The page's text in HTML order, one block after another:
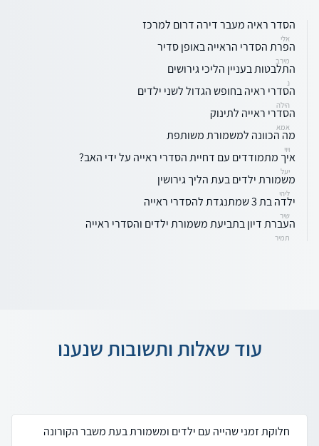
הסדר ראיה מעבר דירה דרום למרכז
אלי
הפרת הסדרי הראייה באופן סדיר
מירב
התלבטות בעניין הליכי גירושים
נ
הסדרי ראיה בחופש הגדול לשני ילדים
הילה
הסדרי ראייה לתינוק
אמא
מה הכוונה למשמורת משותפת
ויוי
איך מתמודדים עם דחיית הסדרי ראייה על ידי האב?
יעל
משמורת ילדים בעת הליך גירושין
ליהי
ילדה בת 3 שמתנגדת להסדרי ראייה
שיר
העברת דיון בתביעת משמורת ילדים והסדרי ראייה
תמיר
עוד שאלות ותשובות שנענו
חלוקת זמני שהייה עם ילדים ומשמורת בעת משבר הקורונה